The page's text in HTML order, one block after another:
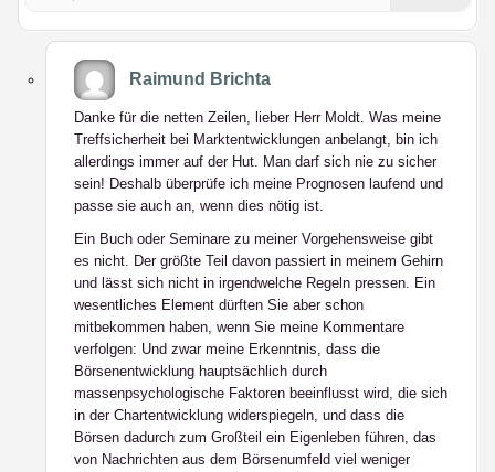
Raimund Brichta
Danke für die netten Zeilen, lieber Herr Moldt. Was meine
Treffsicherheit bei Marktentwicklungen anbelangt, bin ich
allerdings immer auf der Hut. Man darf sich nie zu sicher
sein! Deshalb überprüfe ich meine Prognosen laufend und
passe sie auch an, wenn dies nötig ist.
Ein Buch oder Seminare zu meiner Vorgehensweise gibt
es nicht. Der größte Teil davon passiert in meinem Gehirn
und lässt sich nicht in irgendwelche Regeln pressen. Ein
wesentliches Element dürften Sie aber schon
mitbekommen haben, wenn Sie meine Kommentare
verfolgen: Und zwar meine Erkenntnis, dass die
Börsenentwicklung hauptsächlich durch
massenpsychologische Faktoren beeinflusst wird, die sich
in der Chartentwicklung widerspiegeln, und dass die
Börsen dadurch zum Großteil ein Eigenleben führen, das
von Nachrichten aus dem Börsenumfeld viel weniger